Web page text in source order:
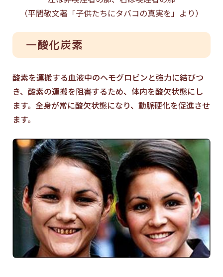
（平間敬文著「子供たちにタバコの真実を」より）
一酸化炭素
酸素を運搬する血液中のヘモグロビンと強力に結びつ
き、酸素の運搬を阻害するため、体内を酸欠状態にし
ます。全身が常に酸欠状態になり、動脈硬化を促進させ
ます。